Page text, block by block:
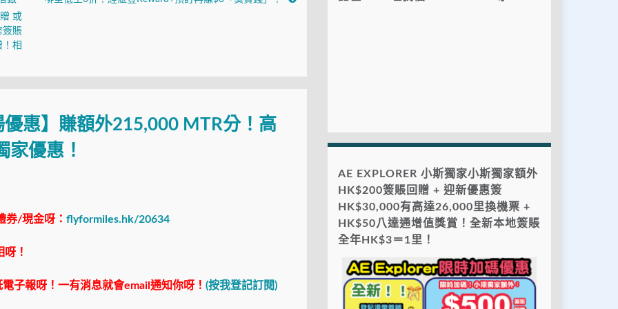
或
簽賬
相
惠】賺額外215,000 MTR分！高
家優惠！
券/現金呀： flyformiles.hk/20634
！
子報呀！一有消息就會email通知你呀！ (按我登記訂閱)
AE EXPLORER 小斯獨家小斯獨家額外
HK$200簽賬回贈 + 迎新優惠簽
HK$30,000有高達26,000里換機票 +
HK$50八達通增值獎賞！全新本地簽賬
全年HK$3＝1里！